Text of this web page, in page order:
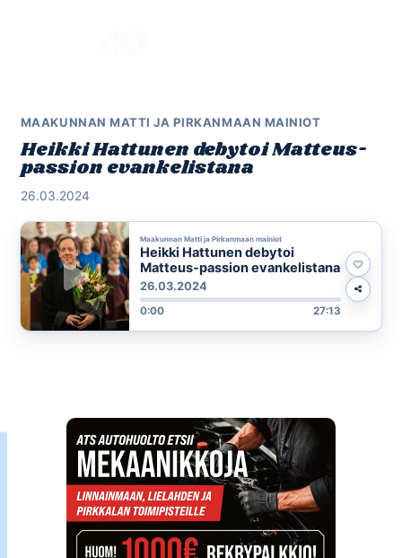
MAAKUNNAN MATTI JA PIRKANMAAN MAINIOT
Heikki Hattunen debytoi Matteus-
passion evankelistana
26.03.2024
Maakunnan Matti ja Pirkanmaan mainiot
Heikki Hattunen debytoi
Matteus-passion evankelistana
26.03.2024
0:00 27:13